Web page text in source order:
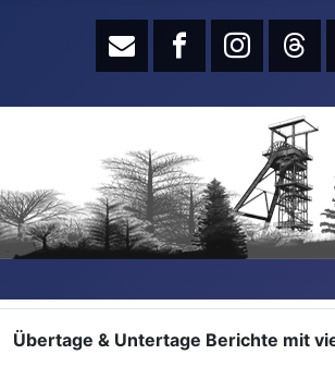
Übertage & Untertage Berichte mit